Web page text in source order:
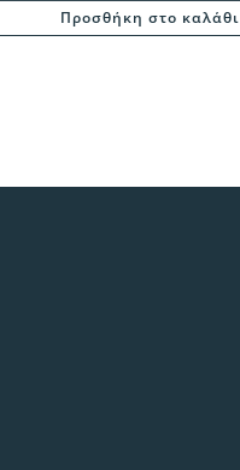
Προσθήκη στο καλάθι